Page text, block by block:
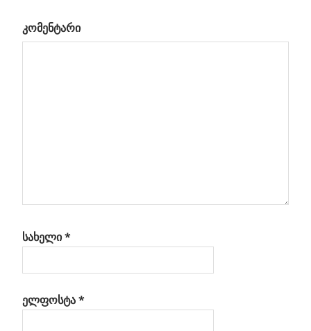
პოსტის
Post:
დიდი
გახლეჩის
კომენტარი
სახელი*
ელფოსტა*